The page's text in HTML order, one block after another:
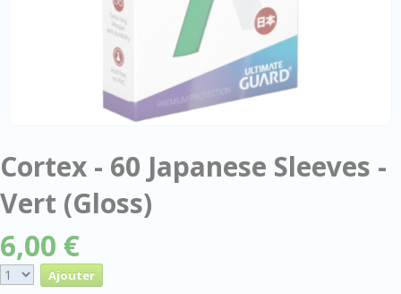
Cortex - 60 Japanese Sleeves -
Vert (Gloss)
6,00 €